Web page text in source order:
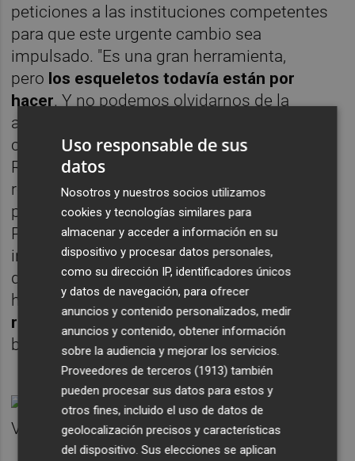
peticiones a las instituciones competentes
para que este urgente cambio sea
impulsado. "Es una gran herramienta,
pero los esqueletos todavía están por
hacer. Y no podemos olvidarnos de la
administración más cercana, la local",
comentó Antonio Olmedo. Y para ello,
Regina Monsalve puso el foco en las
relaciones entre las empresas y los colegios
profesionales y las instituciones. A lo que
Pernías Peco respondió que las cuestiones
informáticas no habían sido renovadas
debido a la falta de tiempo y recursos. “No
hay que mecanizar el proceso,hay que
repensar el proceso . Pero las prisas no son
buenas”, añadió.
Uso responsable de sus
datos
Nosotros y nuestros socios utilizamos
cookies y tecnologías similares para
almacenar y acceder a información en su
dispositivo y procesar datos personales,
como su dirección IP, identificadores únicos
y datos de navegación, para ofrecer
anuncios y contenido personalizados, medir
anuncios y contenido, obtener información
sobre la audiencia y mejorar los servicios.
Proveedores de terceros (1913) también
pueden procesar sus datos para estos y
otros fines, incluido el uso de datos de
geolocalización precisos y características
del dispositivo. Sus elecciones se aplican